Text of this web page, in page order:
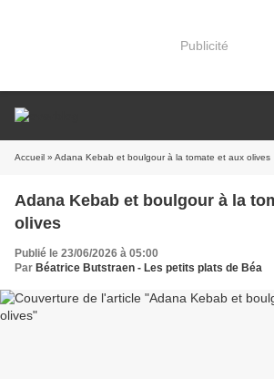
Publicité
Accueil » Adana Kebab et boulgour à la tomate et aux olives
Adana Kebab et boulgour à la
olives
Publié le 23/06/2026 à 05:00
Par Béatrice Butstraen - Les petits plats de Béa